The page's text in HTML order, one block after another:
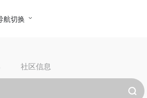
航切换
社区信息